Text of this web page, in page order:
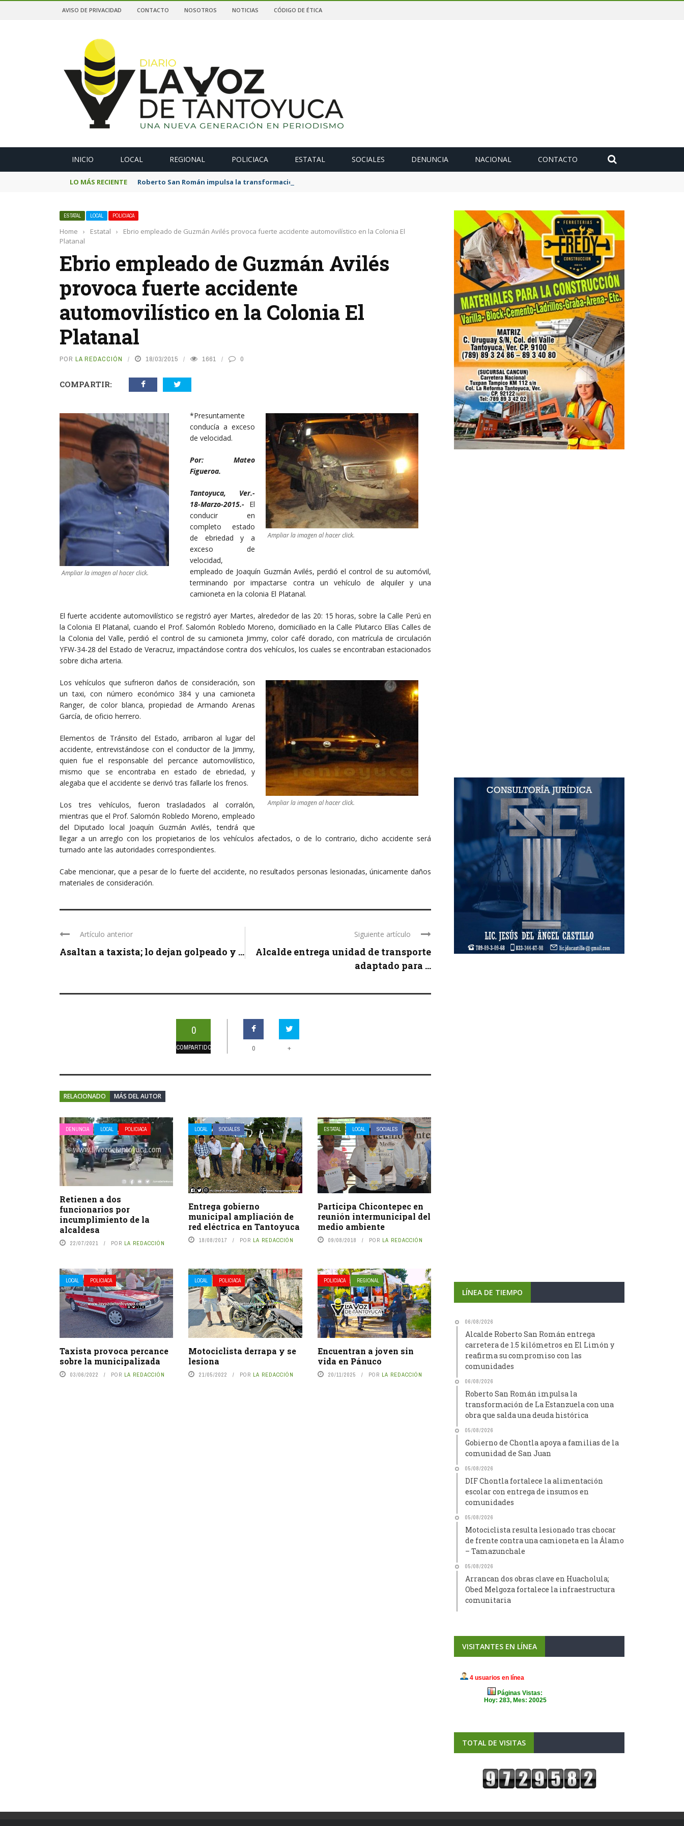
AVISO DE PRIVACIDAD CONTACTO NOSOTROS NOTICIAS CÓDIGO DE ÉTICA
INICIO LOCAL REGIONAL POLICIACA ESTATAL SOCIALES DENUNCIA NACIONAL CONTACTO
LO MÁS RECIENTE Roberto San Román impulsa la transformación de La Estanzuela con una obra que salda una deuda histórica
ESTATAL LOCAL POLICIACA
Home › Estatal ›
Ebrio empleado de Guzmán Avilés provoca fuerte accidente automovilístico en la Colonia El
Platanal
Ebrio empleado de Guzmán Avilés
provoca fuerte accidente
automovilístico en la Colonia El
Platanal
POR LA REDACCIÓN 18/03/2015 1661 0
COMPARTIR:
Ampliar la imagen al hacer click.
Ampliar la imagen al hacer click.
*Presuntamente
conducía a exceso
de velocidad.
Por: Mateo
Figueroa.
Tantoyuca, Ver.-
18-Marzo-2015.- El
conducir en
completo estado
de ebriedad y a
exceso de
velocidad,
empleado de Joaquín Guzmán Avilés, perdió el control de su automóvil,
terminando por impactarse contra un vehículo de alquiler y una
camioneta en la colonia El Platanal.
El fuerte accidente automovilístico se registró ayer Martes, alrededor de las 20: 15 horas, sobre la Calle Perú en
la Colonia El Platanal, cuando el Prof. Salomón Robledo Moreno, domiciliado en la Calle Plutarco Elías Calles de
la Colonia del Valle, perdió el control de su camioneta Jimmy, color café dorado, con matrícula de circulación
YFW-34-28 del Estado de Veracruz, impactándose contra dos vehículos, los cuales se encontraban estacionados
sobre dicha arteria.
Ampliar la imagen al hacer click.
Los vehículos que sufrieron daños de consideración, son
un taxi, con número económico 384 y una camioneta
Ranger, de color blanca, propiedad de Armando Arenas
García, de oficio herrero.
Elementos de Tránsito del Estado, arribaron al lugar del
accidente, entrevistándose con el conductor de la Jimmy,
quien fue el responsable del percance automovilístico,
mismo que se encontraba en estado de ebriedad, y
alegaba que el accidente se derivó tras fallarle los frenos.
Los tres vehículos, fueron trasladados al corralón,
mientras que el Prof. Salomón Robledo Moreno, empleado
del Diputado local Joaquín Guzmán Avilés, tendrá que
llegar a un arreglo con los propietarios de los vehículos afectados, o de lo contrario, dicho accidente será
turnado ante las autoridades correspondientes.
Cabe mencionar, que a pesar de lo fuerte del accidente, no resultados personas lesionadas, únicamente daños
materiales de consideración.
Artículo anterior
Asaltan a taxista; lo dejan golpeado y ...
Siguiente artículo
Alcalde entrega unidad de transporte
adaptado para ...
0
COMPARTIDOS 0 +
RELACIONADO MÁS DEL AUTOR
DENUNCIA LOCAL POLICIACA
Retienen a dos
funcionarios por
incumplimiento de la
alcaldesa
22/07/2021 POR LA REDACCIÓN
LOCAL SOCIALES
Entrega gobierno
municipal ampliación de
red eléctrica en Tantoyuca
18/08/2017 POR LA REDACCIÓN
ESTATAL LOCAL SOCIALES
Participa Chicontepec en
reunión intermunicipal del
medio ambiente
09/08/2018 POR LA REDACCIÓN
LOCAL POLICIACA
Taxista provoca percance
sobre la municipalizada
03/06/2022 POR LA REDACCIÓN
LOCAL POLICIACA
Motociclista derrapa y se
lesiona
21/05/2022 POR LA REDACCIÓN
POLICIACA REGIONAL
Encuentran a joven sin
vida en Pánuco
20/11/2025 POR LA REDACCIÓN
LÍNEA DE TIEMPO
06/08/2026
Alcalde Roberto San Román entrega
carretera de 1.5 kilómetros en El Limón y
reafirma su compromiso con las
comunidades
06/08/2026
Roberto San Román impulsa la
transformación de La Estanzuela con una
obra que salda una deuda histórica
05/08/2026
Gobierno de Chontla apoya a familias de la
comunidad de San Juan
05/08/2026
DIF Chontla fortalece la alimentación
escolar con entrega de insumos en
comunidades
05/08/2026
Motociclista resulta lesionado tras chocar
de frente contra una camioneta en la Álamo
– Tamazunchale
05/08/2026
Arrancan dos obras clave en Huacholula;
Obed Melgoza fortalece la infraestructura
comunitaria
VISITANTES EN LÍNEA
TOTAL DE VISITAS